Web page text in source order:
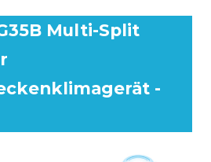
Multi-Split
-